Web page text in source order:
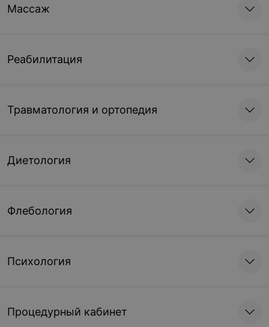
Массаж
Реабилитация
Травматология и ортопедия
Диетология
Флебология
Психология
Процедурный кабинет